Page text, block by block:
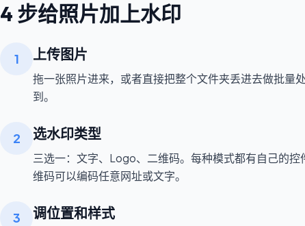
4 步给照片加上水印
1 上传图片
拖一张照片进来，或者直接把整个文件夹丢进去做批量
到。
2 选水印类型
三选一：文字、Logo、二维码。每种模式都有自己的
维码可以编码任意网址或文字。
3 调位置和样式